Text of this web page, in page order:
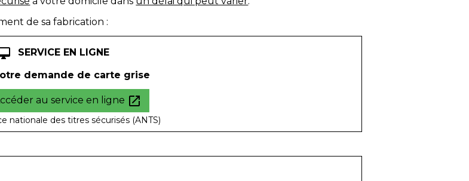
de sa fabrication :
SERVICE EN LIGNE
demande de carte grise
au service en ligne open_in_new
nationale des titres sécurisés (ANTS)